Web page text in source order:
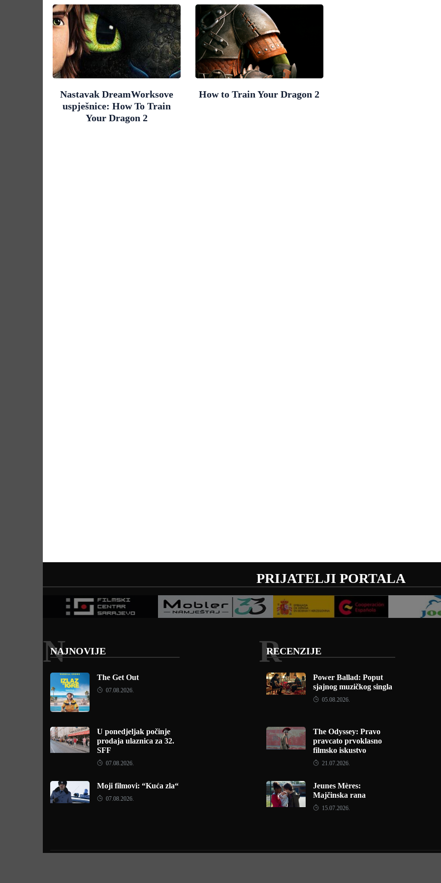
Nastavak DreamWorksove
uspješnice: How To Train
Your Dragon 2
How to Train Your Dragon 2
PRIJATELJI PORTALA
NAJNOVIJE
N
The Get Out
07.08.2026.
U ponedjeljak počinje
prodaja ulaznica za 32.
SFF
07.08.2026.
Moji filmovi: “Kuća zla“
07.08.2026.
RECENZIJE
R
Power Ballad: Poput
sjajnog muzičkog singla
05.08.2026.
The Odyssey: Pravo
pravcato prvoklasno
filmsko iskustvo
21.07.2026.
Jeunes Mères:
Majčinska rana
15.07.2026.